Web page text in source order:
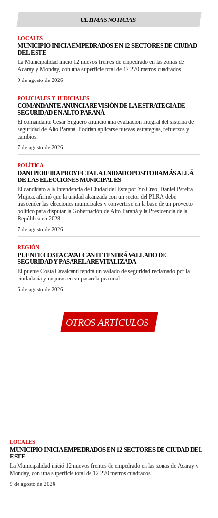
ULTIMAS NOTICIAS
LOCALES
MUNICIPIO INICIA EMPEDRADOS EN 12 SECTORES DE CIUDAD
DEL ESTE
La Municipalidad inició 12 nuevos frentes de empedrado en las zonas de
Acaray y Monday, con una superficie total de 12.270 metros cuadrados.
9 de agosto de 2026
POLICIALES Y JUDICIALES
COMANDANTE ANUNCIA REVISIÓN DE LA ESTRATEGIA DE
SEGURIDAD EN ALTO PARANÁ
El comandante César Silguero anunció una evaluación integral del sistema de
seguridad de Alto Paraná. Podrían aplicarse nuevas estrategias, refuerzos y
cambios.
7 de agosto de 2026
POLÍTICA
DANI PEREIRA PROYECTA LA UNIDAD OPOSITORA MÁS ALLÁ
DE LAS ELECCIONES MUNICIPALES
El candidato a la Intendencia de Ciudad del Este por Yo Creo, Daniel Pereira
Mujica, afirmó que la unidad alcanzada con un sector del PLRA debe
trascender las elecciones municipales y convertirse en la base de un proyecto
político para disputar la Gobernación de Alto Paraná y la Presidencia de la
República en 2028.
7 de agosto de 2026
REGIÓN
PUENTE COSTA CAVALCANTI TENDRÁ VALLADO DE
SEGURIDAD Y PASARELA REVITALIZADA
El puente Costa Cavalcanti tendrá un vallado de seguridad reclamado por la
ciudadanía y mejoras en su pasarela peatonal.
6 de agosto de 2026
OTROS ARTÍCULOS
LOCALES
MUNICIPIO INICIA EMPEDRADOS EN 12 SECTORES DE CIUDAD DEL
ESTE
La Municipalidad inició 12 nuevos frentes de empedrado en las zonas de Acaray y
Monday, con una superficie total de 12.270 metros cuadrados.
9 de agosto de 2026